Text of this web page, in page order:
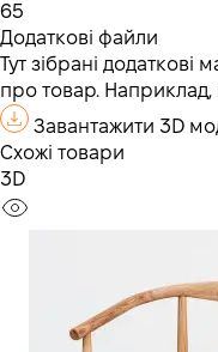
65
Додаткові файли
Тут зібрані додаткові
про товар. Наприклад,
Завантажити 3D
Схожі товари
3D